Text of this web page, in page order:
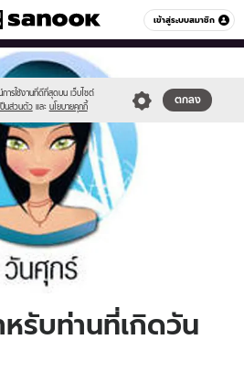
เข้าสู่ระบบสมาชิก
หมวดอื่นๆ
การใช้งานที่ดีที่สุดบน เว็บไซต์
ป็นส่วนตัว และ นโยบายคุกกี้
ตกลง
logo-170-
รับท่านที่เกิดวัน